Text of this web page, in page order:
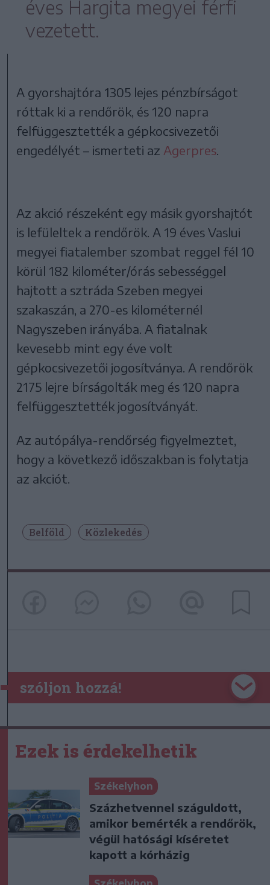
éves Hargita megyei férfi
vezetett.
A gyorshajtóra 1305 lejes pénzbírságot
róttak ki a rendőrök, és 120 napra
felfüggesztették a gépkocsivezetői
engedélyét – ismerteti az Agerpres.
Az akció részeként egy másik gyorshajtót
is lefüleltek a rendőrök. A 19 éves Vaslui
megyei fiatalember szombat reggel fél 10
körül 182 kilométer/órás sebességgel
hajtott a sztráda Szeben megyei
szakaszán, a 270-es kilométernél
Nagyszeben irányába. A fiatalnak
kevesebb mint egy éve volt
gépkocsivezetői jogosítványa. A rendőrök
2175 lejre bírságolták meg és 120 napra
felfüggesztették jogosítványát.
Az autópálya-rendőrség figyelmeztet,
hogy a következő időszakban is folytatja
az akciót.
Belföld Közlekedés
szóljon hozzá!
Ezek is érdekelhetik
Székelyhon
Százhetvennel száguldott,
amikor bemérték a rendőrök,
végül hatósági kíséretet
kapott a kórházig